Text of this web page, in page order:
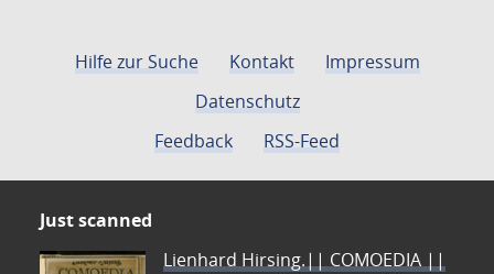
Hilfe zur Suche Kontakt
Impressum
Datenschutz
Feedback
RSS-Feed
Just scanned
Lienhard Hirsing.|| COMOEDIA ||